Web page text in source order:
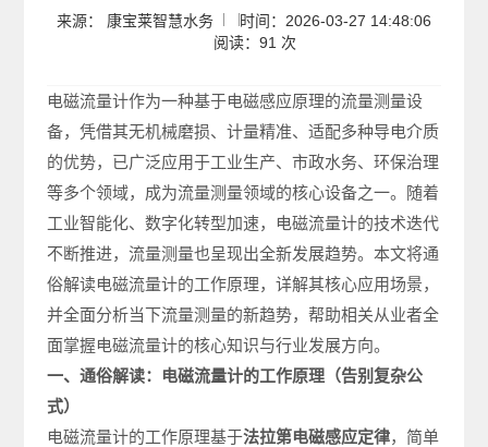
来源： 康宝莱智慧水务
时间：2026-03-27 14:48:06
阅读：91 次
电磁流量计作为一种基于电磁感应原理的流量测量设
备，凭借其无机械磨损、计量精准、适配多种导电介质
的优势，已广泛应用于工业生产、市政水务、环保治理
等多个领域，成为流量测量领域的核心设备之一。随着
工业智能化、数字化转型加速，电磁流量计的技术迭代
不断推进，流量测量也呈现出全新发展趋势。本文将通
俗解读电磁流量计的工作原理，详解其核心应用场景，
并全面分析当下流量测量的新趋势，帮助相关从业者全
面掌握电磁流量计的核心知识与行业发展方向。
一、通俗解读：电磁流量计的工作原理（告别复杂公
式）
电磁流量计的工作原理基于法拉第电磁感应定律，简单